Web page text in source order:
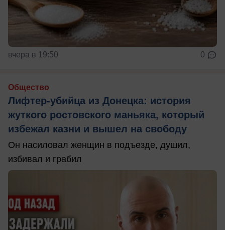
вчера в 19:50 0
Общество
Лифтер-убийца из Донецка: история
жуткого ростовского маньяка, который
избежал казни и вышел на свободу
Он насиловал женщин в подъезде, душил,
избивал и грабил